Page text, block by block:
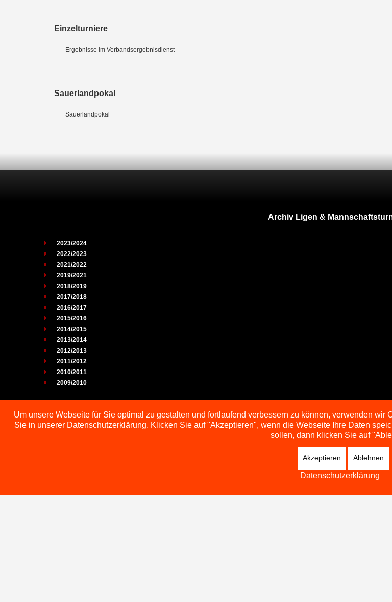
Einzelturniere
Ergebnisse im Verbandsergebnisdienst
Sauerlandpokal
Sauerlandpokal
Archiv Ligen &
2023/2024
2022/2023
2021/2022
2019/2021
2018/2019
2017/2018
2016/2017
2015/2016
2014/2015
2013/2014
2012/2013
2011/2012
2010/2011
2009/2010
Archiv Einzelturniere
2018/2019
Um unsere Webseite für Sie optimal zu gestalten und fortlaufend verbessern zu können, verwenden
Sie in unserer Datenschutzerklärung. Klicken Sie auf "Akzeptieren", wenn die Webseite Ihre Daten
sollen, dann klicken Sie auf
Akzeptieren Ablehnen
Datenschutzerklärung